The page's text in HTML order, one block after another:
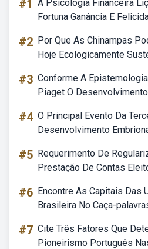
#1 A Psicologia Financeira
Fortuna Ganância E
#2 Por Que As Chinampas
Hoje Ecologicamente
#3 Conforme A
Piaget O
#4 O Principal Evento Da
Desenvolvimento
#5 Requerimento De
Prestação De Contas
#6 Encontre As Capitais Das
Brasileira No Caça-
#7 Cite Três Fatores Que
Pioneirismo Português